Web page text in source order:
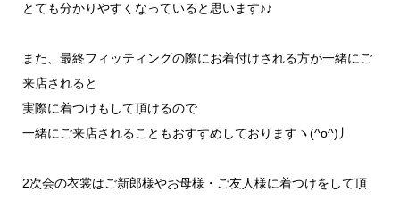
とても分かりやすくなっていると思います♪♪
また、最終フィッティングの際にお着付けされる方が一緒にご
来店されると
実際に着つけもして頂けるので
一緒にご来店されることもおすすめしておりますヽ(^o^)丿
2次会の衣裳はご新郎様やお母様・ご友人様に着つけをして頂